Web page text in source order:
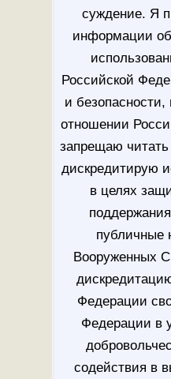
суждение. Я
информации
Российской
и безопасности,
отношении
запрещаю читать
дискредитирую
в целях
публичные
Вооруженных
Федерации
Федерации в
содействия в